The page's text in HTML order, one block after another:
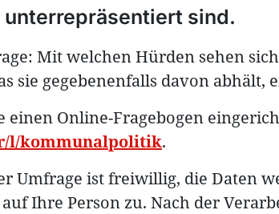
sind.
Mit welchen Hürden sehen
sie gegebenenfalls davon abhält,
einen Online-Fragebogen
l/kommunalpolitik.
Umfrage ist freiwillig, die Daten
Ihre Person zu. Nach der